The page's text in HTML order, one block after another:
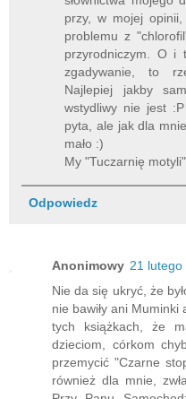
przy, w mojej
problemu z
przyrodniczym. O i
zgadywanie, to
Najlepiej jakby
wstydliwy nie jest
pyta, ale jak dla
mało :)
My "Tuczarnię
Odpowiedz
Anonimowy 21
Nie da się ukryć, że
nie bawiły ani
tych książkach, że
dzieciom, córkom
przemycić "Czarne
również dla mnie,